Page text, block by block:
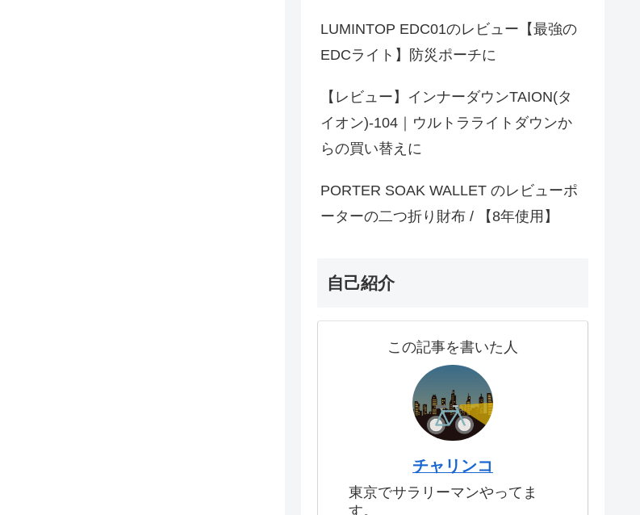
LUMINTOP EDC01のレビュー【最強の
EDCライト】防災ポーチに
【レビュー】インナーダウンTAION(タ
イオン)-104｜ウルトラライトダウンか
らの買い替えに
PORTER SOAK WALLET のレビューポ
ーターの二つ折り財布 / 【8年使用】
自己紹介
この記事を書いた人
チャリンコ
東京でサラリーマンやってま
す。